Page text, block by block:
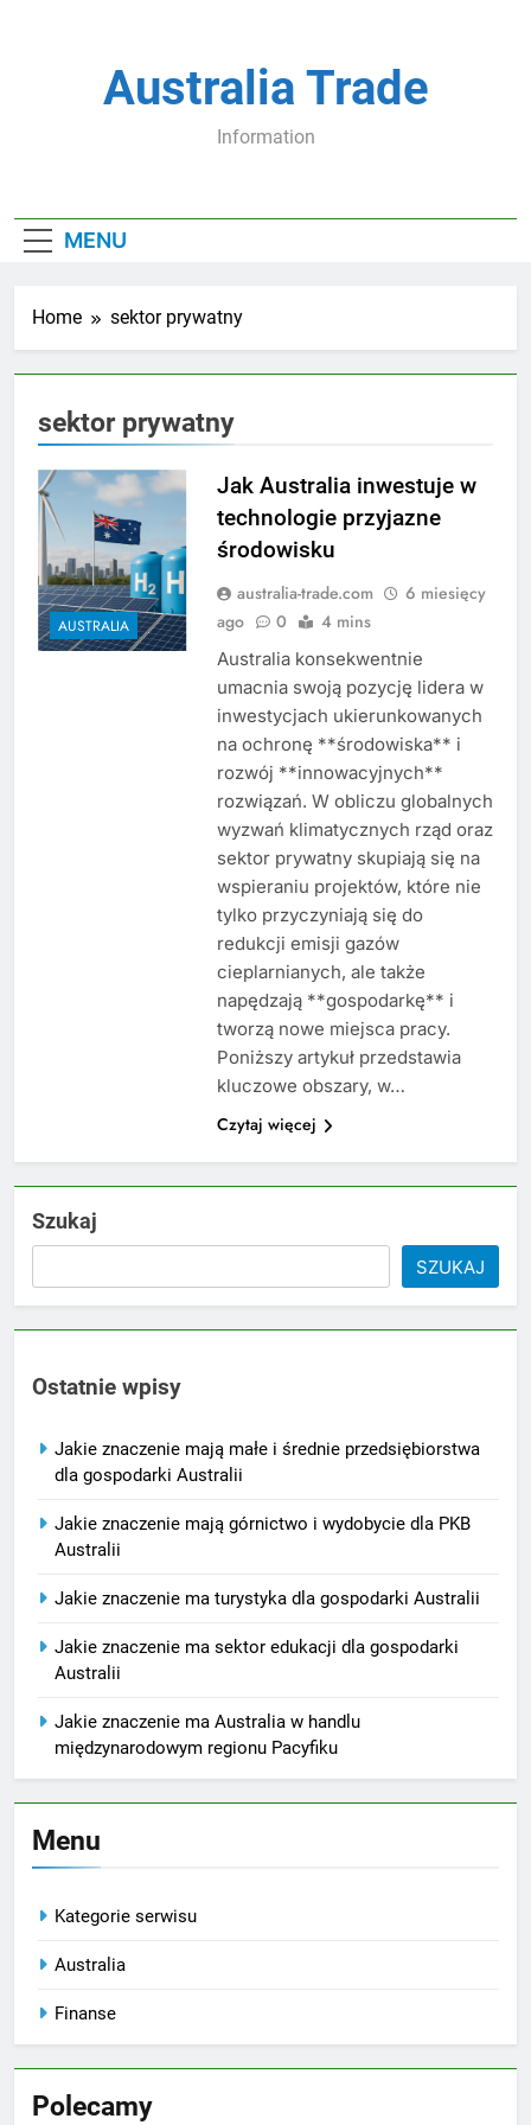
Australia Trade
Information
MENU
Home sektor prywatny
sektor prywatny
AUSTRALIA
Jak Australia inwestuje w
technologie przyjazne
środowisku
australia-trade.com
6 miesięcy
ago
0 4 mins
Australia konsekwentnie
umacnia swoją pozycję lidera w
inwestycjach ukierunkowanych
na ochronę **środowiska** i
rozwój **innowacyjnych**
rozwiązań. W obliczu globalnych
wyzwań klimatycznych rząd oraz
sektor prywatny skupiają się na
wspieraniu projektów, które nie
tylko przyczyniają się do
redukcji emisji gazów
cieplarnianych, ale także
napędzają **gospodarkę** i
tworzą nowe miejsca pracy.
Poniższy artykuł przedstawia
kluczowe obszary, w…
Czytaj więcej
Szukaj
SZUKAJ
Ostatnie wpisy
Jakie znaczenie mają małe i średnie przedsiębiorstwa
dla gospodarki Australii
Jakie znaczenie mają górnictwo i wydobycie dla PKB
Australii
Jakie znaczenie ma turystyka dla gospodarki Australii
Jakie znaczenie ma sektor edukacji dla gospodarki
Australii
Jakie znaczenie ma Australia w handlu
międzynarodowym regionu Pacyfiku
Menu
Kategorie serwisu
Australia
Finanse
Polecamy